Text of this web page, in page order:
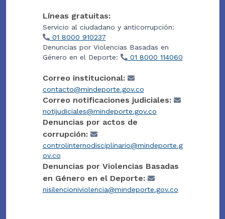
Líneas gratuitas:
Servicio al ciudadano y anticorrupción:
01 8000 910237
Denuncias por Violencias Basadas en
Género en el Deporte:
01 8000 114060
Correo institucional:
contacto@mindeporte.gov.co
Correo notificaciones judiciales:
notijudiciales@mindeporte.gov.co
Denuncias por actos de
corrupción:
controlinternodisciplinario@mindeporte.g
ov.co
Denuncias por Violencias Basadas
en Género en el Deporte:
nisilencioniviolencia@mindeporte.gov.co